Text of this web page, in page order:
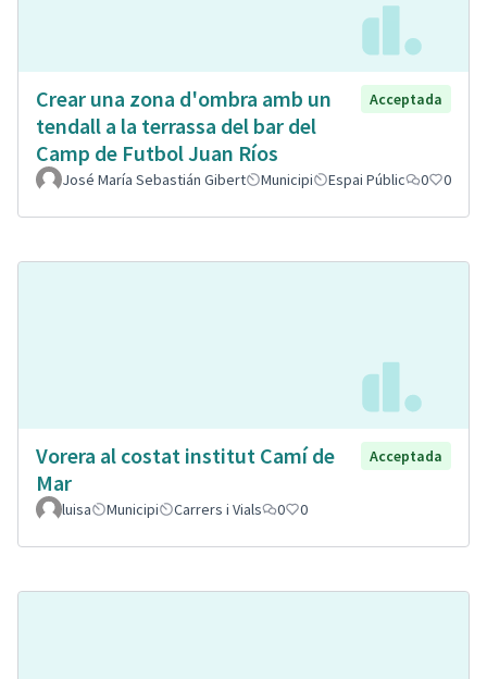
Crear una zona d'ombra amb un
tendall a la terrassa del bar del
Camp de Futbol Juan Ríos
Acceptada
José María Sebastián Gibert Municipi Espai Públic 0 0
Vorera al costat institut Camí de
Mar
Acceptada
luisa Municipi Carrers i Vials 0 0